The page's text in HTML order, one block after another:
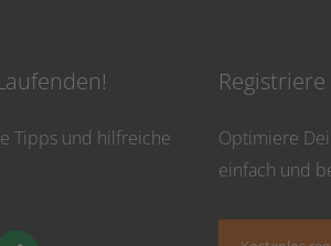
Tipps und hilfreiche
Optimiere
einfach und